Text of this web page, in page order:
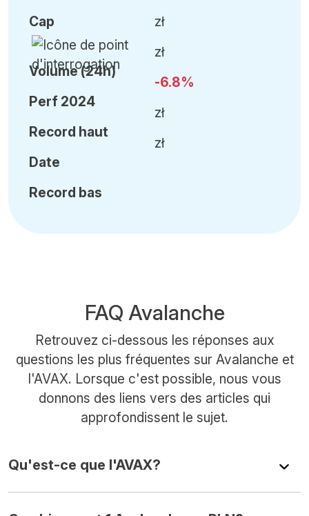
Cap
Volume (24h)
Perf 2024
Record haut
Date
Record bas
zł
zł
-6.8%
zł
zł
FAQ Avalanche
Retrouvez ci-dessous les réponses aux
questions les plus fréquentes sur Avalanche et
l'AVAX. Lorsque c'est possible, nous vous
donnons des liens vers des articles qui
approfondissent le sujet.
Qu'est-ce que l'AVAX?